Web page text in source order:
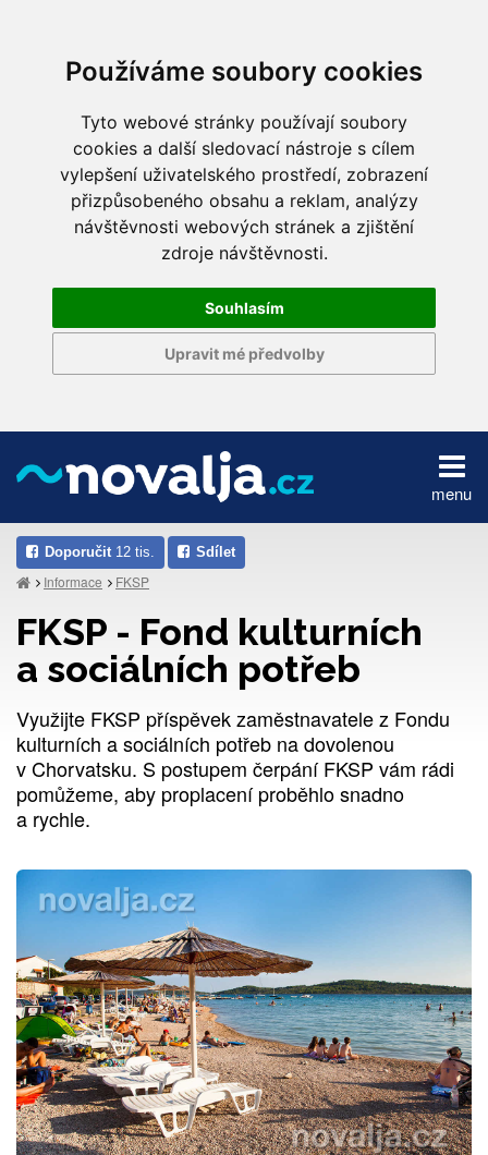
Používáme soubory cookies
Tyto webové stránky používají soubory
cookies a další sledovací nástroje s cílem
vylepšení uživatelského prostředí, zobrazení
přizpůsobeného obsahu a reklam, analýzy
návštěvnosti webových stránek a zjištění
zdroje návštěvnosti.
Souhlasím
Upravit mé předvolby
menu
Doporučit 12 tis. Sdílet
Informace FKSP
FKSP - Fond kulturních
a sociálních potřeb
Využijte FKSP příspěvek zaměstnavatele z Fondu
kulturních a sociálních potřeb na dovolenou
v Chorvatsku. S postupem čerpání FKSP vám rádi
pomůžeme, aby proplacení proběhlo snadno
a rychle.